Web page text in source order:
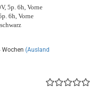
5p. 6h, Vorne
6h, Vorne
Wochen (Ausland